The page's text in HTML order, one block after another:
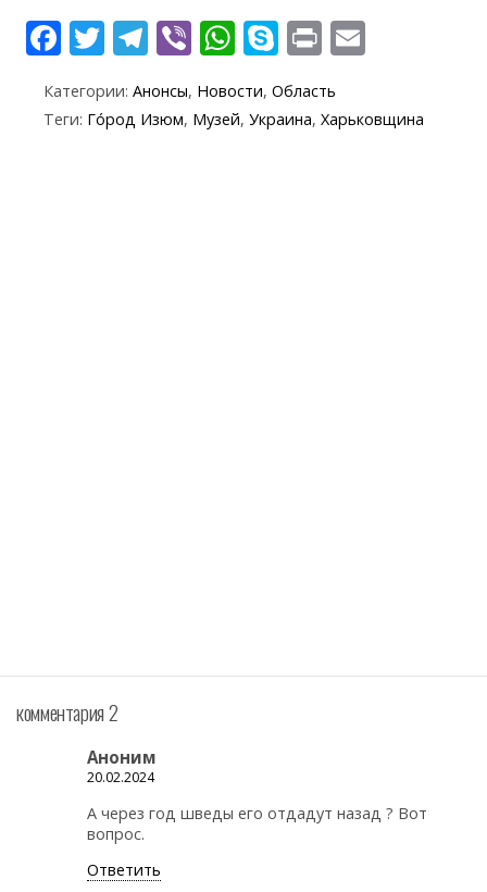
F
e
T
itt
er
T
e
Vi
er
W
at
s
S
k
y
Pr
t ai
Категории: Анонсы, Новости, Область
Теги: Го́род Изюм, Музей, Украина, Харьковщина
комментария 2
Аноним
20.02.2024
А через год шведы его отдадут назад ? Вот
вопрос.
Ответить